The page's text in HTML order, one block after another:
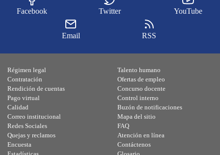
Facebook Twitter YouTube
Email RSS
Régimen legal
Contratación
Rendición de cuentas
Pago virtual
Calidad
Talento humano
Ofertas de empleo
Concurso docente
Control interno
Buzón de notificaciones
Correo institucional
Redes Sociales
Quejas y reclamos
Encuesta
Mapa del sitio
FAQ
Atención en línea
Contáctenos